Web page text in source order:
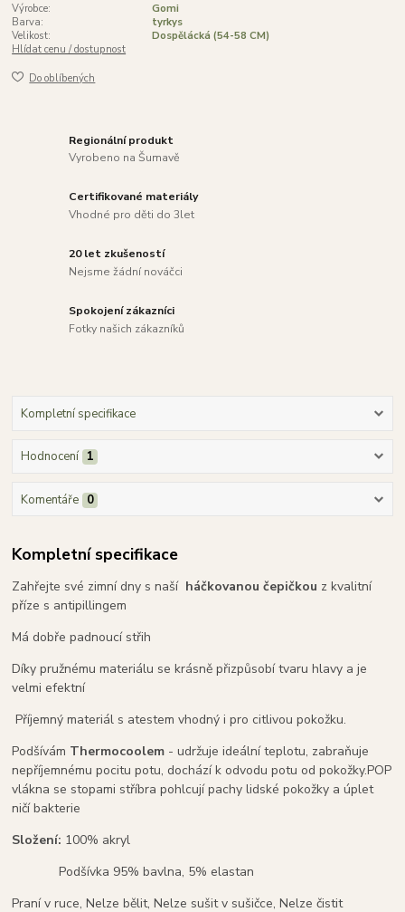
Výrobce:
Gomi
Barva:
tyrkys
Velikost:
Dospělácká (54-58 CM)
Hlídat cenu / dostupnost
Do oblíbených
Regionální produkt
Vyrobeno na Šumavě
Certifikované materiály
Vhodné pro děti do 3let
20 let zkušeností
Nejsme žádní nováčci
Spokojení zákazníci
Fotky našich zákazníků
Kompletní specifikace
Hodnocení 1
Komentáře 0
Kompletní specifikace
Zahřejte své zimní dny s naší háčkovanou čepičkou z kvalitní
příze s antipillingem
Má dobře padnoucí střih
Díky pružnému materiálu se krásně přizpůsobí tvaru hlavy a je
velmi efektní
Příjemný materiál s atestem vhodný i pro citlivou pokožku.
Podšívám Thermocoolem - udržuje ideální teplotu, zabraňuje
nepříjemnému pocitu potu, dochází k odvodu potu od pokožky.POP
vlákna se stopami stříbra pohlcují pachy lidské pokožky a úplet
ničí bakterie
Složení: 100% akryl
Podšívka 95% bavlna, 5% elastan
Praní v ruce, Nelze bělit, Nelze sušit v sušičce, Nelze čistit